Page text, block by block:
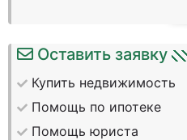
Оставить заявку
Купить недвижимость
Помощь по ипотеке
Помощь юриста